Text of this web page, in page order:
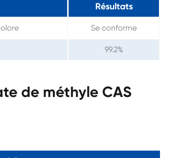
Résultats
Se conforme
99.2%
de méthyle CAS